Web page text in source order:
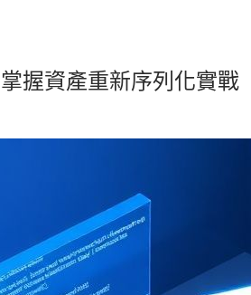
握資產重新序列化實戰